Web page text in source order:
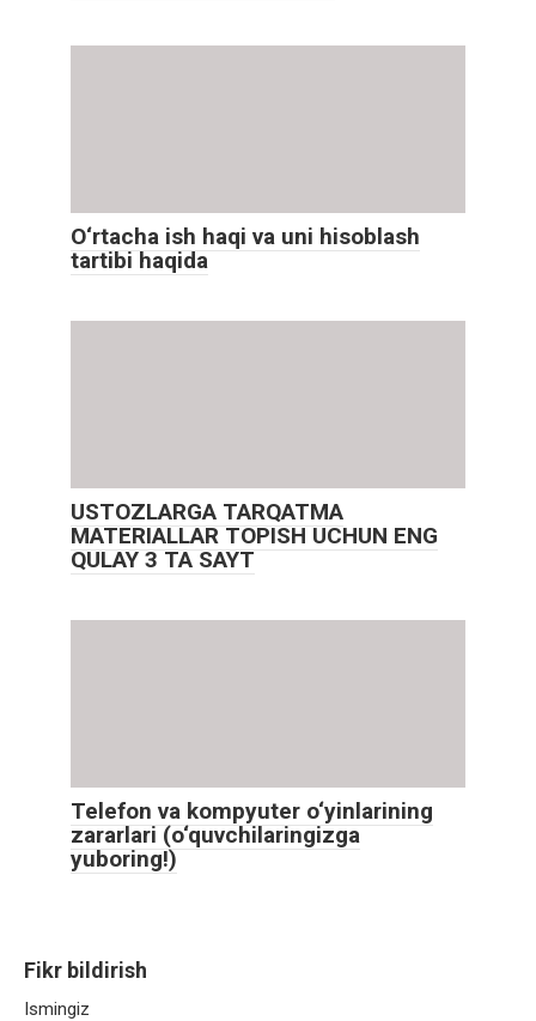
O‘rtacha ish haqi va uni hisoblash
tartibi haqida
USTOZLARGA TARQATMA
MATERIALLAR TOPISH UCHUN ENG
QULAY 3 TA SAYT
Telefon va kompyuter o‘yinlarining
zararlari (o‘quvchilaringizga
yuboring!)
Fikr bildirish
Ismingiz